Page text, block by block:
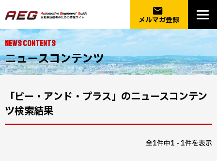
email
メルマガ登録
NEWS CONTENTS
ニュースコンテンツ
「ビー・アンド・プラス」のニュースコンテン
ツ検索結果
全1件中1 - 1件を表示